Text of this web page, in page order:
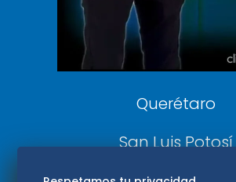
Aviso Oportuno
Consultas
Querétaro
San Luis Potosí